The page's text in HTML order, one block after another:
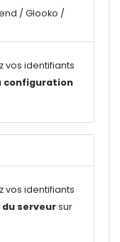
/ Glooko /
vos identifiants
configuration
vos identifiants
serveursur